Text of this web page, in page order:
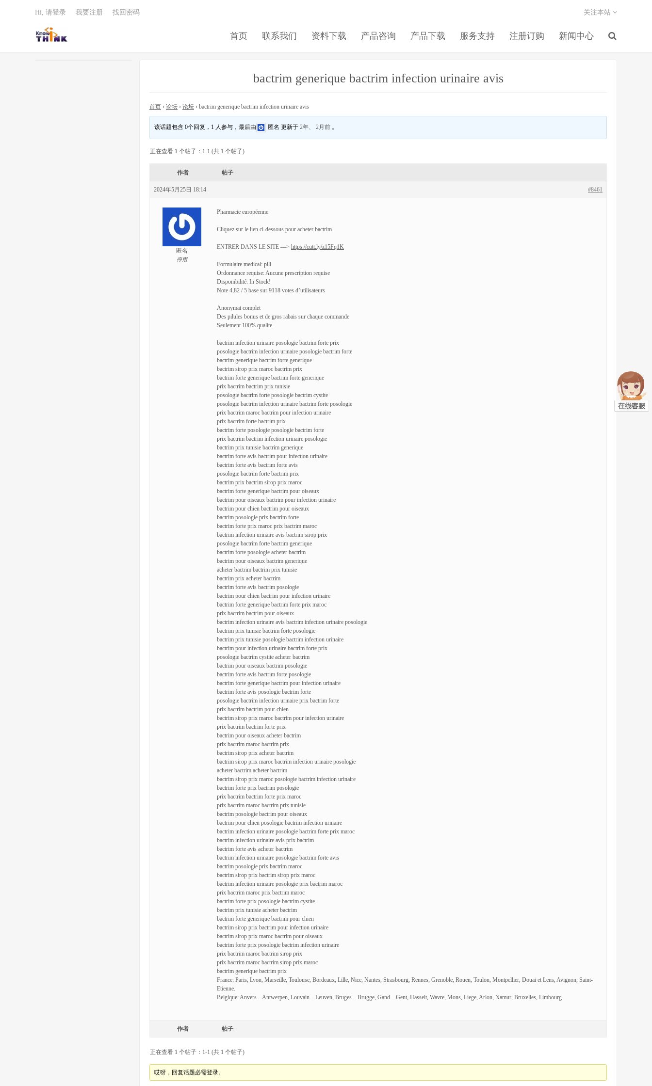
首页 联系我们 资料下载 产品咨询 产品下载 服务支持 注册订购 新闻中心
关注本站
Hi, 请登录 我要注册 找回密码
bactrim generique bactrim infection urinaire avis
首页 › 论坛 › 论坛 › bactrim generique bactrim infection urinaire avis
该话题包含 0个回复，1 人参与，最后由 匿名 更新于2年、 2月前 。
正在查看 1 个帖子：1-1 (共 1 个帖子)
作者 帖子
2024年5月25日 18:14 #8461
匿名
停用
Pharmacie européenne
Cliquez sur le lien ci-dessous pour acheter bactrim
ENTRER DANS LE SITE —> https://cutt.ly/z15Fq1K
Formulaire medical: pill
Ordonnance requise: Aucune prescription requise
Disponibilité: In Stock!
Note 4,82 / 5 base sur 9118 votes d’utilisateurs
Anonymat complet
Des pilules bonus et de gros rabais sur chaque commande
Seulement 100% qualite
bactrim infection urinaire posologie bactrim forte prix
posologie bactrim infection urinaire posologie bactrim forte
bactrim generique bactrim forte generique
bactrim sirop prix maroc bactrim prix
bactrim forte generique bactrim forte generique
prix bactrim bactrim prix tunisie
posologie bactrim forte posologie bactrim cystite
posologie bactrim infection urinaire bactrim forte posologie
prix bactrim maroc bactrim pour infection urinaire
prix bactrim forte bactrim prix
bactrim forte posologie posologie bactrim forte
prix bactrim bactrim infection urinaire posologie
bactrim prix tunisie bactrim generique
bactrim forte avis bactrim pour infection urinaire
bactrim forte avis bactrim forte avis
posologie bactrim forte bactrim prix
bactrim prix bactrim sirop prix maroc
bactrim forte generique bactrim pour oiseaux
bactrim pour oiseaux bactrim pour infection urinaire
bactrim pour chien bactrim pour oiseaux
bactrim posologie prix bactrim forte
bactrim forte prix maroc prix bactrim maroc
bactrim infection urinaire avis bactrim sirop prix
posologie bactrim forte bactrim generique
bactrim forte posologie acheter bactrim
bactrim pour oiseaux bactrim generique
acheter bactrim bactrim prix tunisie
bactrim prix acheter bactrim
bactrim forte avis bactrim posologie
bactrim pour chien bactrim pour infection urinaire
bactrim forte generique bactrim forte prix maroc
prix bactrim bactrim pour oiseaux
bactrim infection urinaire avis bactrim infection urinaire posologie
bactrim prix tunisie bactrim forte posologie
bactrim prix tunisie posologie bactrim infection urinaire
bactrim pour infection urinaire bactrim forte prix
posologie bactrim cystite acheter bactrim
bactrim pour oiseaux bactrim posologie
bactrim forte avis bactrim forte posologie
bactrim forte generique bactrim pour infection urinaire
bactrim forte avis posologie bactrim forte
posologie bactrim infection urinaire prix bactrim forte
prix bactrim bactrim pour chien
bactrim sirop prix maroc bactrim pour infection urinaire
prix bactrim bactrim forte prix
bactrim pour oiseaux acheter bactrim
prix bactrim maroc bactrim prix
bactrim sirop prix acheter bactrim
bactrim sirop prix maroc bactrim infection urinaire posologie
acheter bactrim acheter bactrim
bactrim sirop prix maroc posologie bactrim infection urinaire
bactrim forte prix bactrim posologie
prix bactrim bactrim forte prix maroc
prix bactrim maroc bactrim prix tunisie
bactrim posologie bactrim pour oiseaux
bactrim pour chien posologie bactrim infection urinaire
bactrim infection urinaire posologie bactrim forte prix maroc
bactrim infection urinaire avis prix bactrim
bactrim forte avis acheter bactrim
bactrim infection urinaire posologie bactrim forte avis
bactrim posologie prix bactrim maroc
bactrim sirop prix bactrim sirop prix maroc
bactrim infection urinaire posologie prix bactrim maroc
prix bactrim maroc prix bactrim maroc
bactrim forte prix posologie bactrim cystite
bactrim prix tunisie acheter bactrim
bactrim forte generique bactrim pour chien
bactrim sirop prix bactrim pour infection urinaire
bactrim sirop prix maroc bactrim pour oiseaux
bactrim forte prix posologie bactrim infection urinaire
prix bactrim maroc bactrim sirop prix
prix bactrim maroc bactrim sirop prix maroc
bactrim generique bactrim prix
France: Paris, Lyon, Marseille, Toulouse, Bordeaux, Lille, Nice, Nantes, Strasbourg, Rennes, Grenoble, Rouen, Toulon, Montpellier, Douai et Lens, Avignon, Saint-
Etienne.
Belgique: Anvers – Antwerpen, Louvain – Leuven, Bruges – Brugge, Gand – Gent, Hasselt, Wavre, Mons, Liege, Arlon, Namur, Bruxelles, Limbourg.
作者 帖子
正在查看 1 个帖子：1-1 (共 1 个帖子)
哎呀，回复话题必需登录。